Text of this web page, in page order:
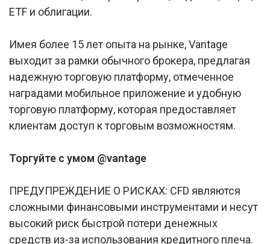
ETF и облигации.
Имея более 15 лет опыта на рынке, Vantage
выходит за рамки обычного брокера, предлагая
надежную торговую платформу, отмеченное
наградами мобильное приложение и удобную
торговую платформу, которая предоставляет
клиентам доступ к торговым возможностям.
Торгуйте с умом @vantage
ПРЕДУПРЕЖДЕНИЕ О РИСКАХ: CFD являются
сложными финансовыми инструментами и несут
высокий риск быстрой потери денежных
средств из-за использования кредитного плеча.